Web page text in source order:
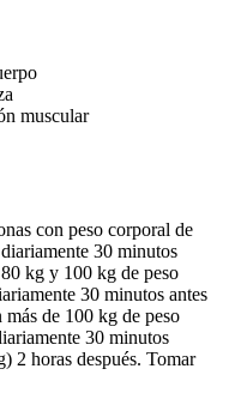
muscular
con peso corporal de
30 minutos
kg y 100 kg de peso
30 minutos antes
de 100 kg de peso
30 minutos
2 horas después. Tomar